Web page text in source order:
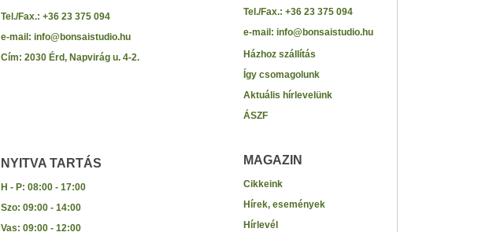
Tel./Fax.: +36 23 375 094
e-mail: info@bonsaistudio.hu
Cím: 2030 Érd, Napvirág u. 4-2.
Tel./Fax.: +36 23 375 094
e-mail: info@bonsaistudio.hu
Házhoz szállítás
Így csomagolunk
Aktuális hírlevelünk
ÁSZF
NYITVA TARTÁS
H - P: 08:00 - 17:00
Szo: 09:00 - 14:00
Vas: 09:00 - 12:00
MAGAZIN
Cikkeink
Hírek, események
Hírlevél